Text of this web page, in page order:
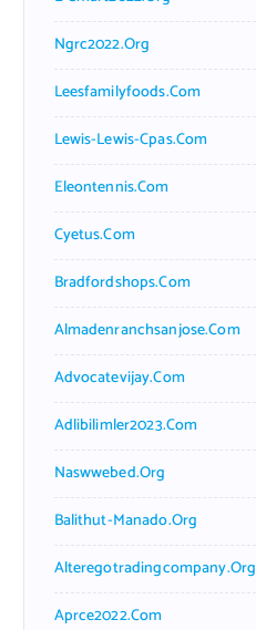
Ngrc2022.org
Leesfamilyfoods.com
Lewis-Lewis-Cpas.com
Eleontennis.com
Cyetus.com
Bradfordshops.com
Almadenranchsanjose.com
Advocatevijay.com
Adlibilimler2023.com
Naswwebed.org
Balithut-Manado.org
Alteregotradingcompany.org
Aprce2022.com